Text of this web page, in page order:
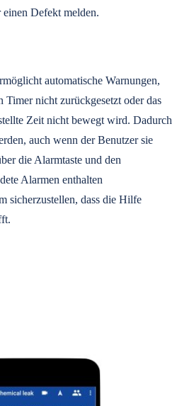
Defekt melden.
automatische Warnungen,
Timer nicht zurückgesetzt oder das
Zeit nicht bewegt wird. Dadurch
auch wenn der Benutzer sie
die Alarmtaste und den
Alarmen enthalten
sicherzustellen, dass die Hilfe